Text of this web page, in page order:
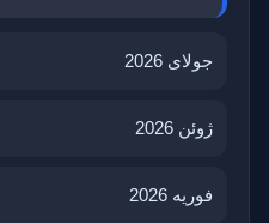
جولای 2026
ژوئن 2026
فوریه 2026